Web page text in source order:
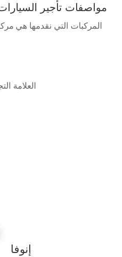
مواصفات تأجير
المركبات التي نقدمها هي
العلامة
إنوفا